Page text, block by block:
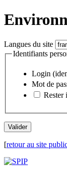
Langues du site
Identifiants
Login
Mot de
Rester
[retour au site